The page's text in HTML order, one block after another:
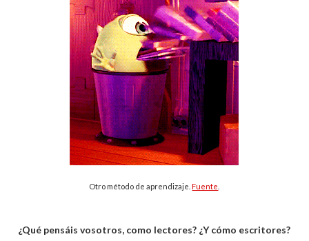
Otro método de aprendizaje.Fuente
¿Qué pensáis vosotros, como lectores? ¿Y cómo escritores?